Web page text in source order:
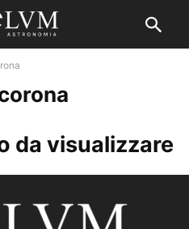
da visualizzare